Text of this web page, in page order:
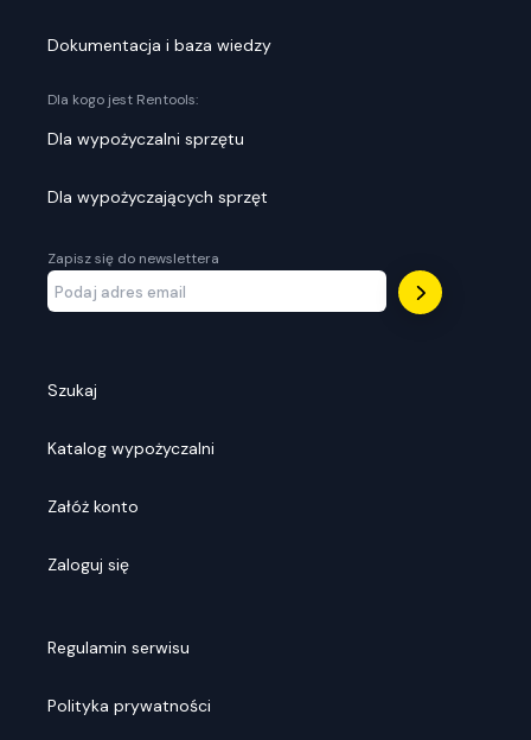
Dokumentacja i baza wiedzy
Dla kogo jest Rentools:
Dla wypożyczalni sprzętu
Dla wypożyczających sprzęt
Zapisz się do newslettera
Szukaj
Katalog wypożyczalni
Załóż konto
Zaloguj się
Regulamin serwisu
Polityka prywatności